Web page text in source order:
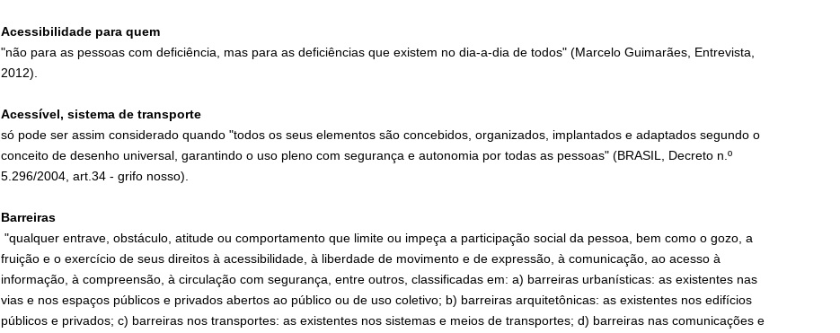
Acessibilidade para quem
"não para as pessoas com deficiência, mas para as deficiências que existem no dia-a-dia de todos" (Marcelo Guimarães, Entrevista,
2012).
Acessível, sistema de transporte
só pode ser assim considerado quando "todos os seus elementos são concebidos, organizados, implantados e adaptados segundo o
conceito de desenho universal, garantindo o uso pleno com segurança e autonomia por todas as pessoas" (BRASIL, Decreto n.º
5.296/2004, art.34 - grifo nosso).
Barreiras
"qualquer entrave, obstáculo, atitude ou comportamento que limite ou impeça a participação social da pessoa, bem como o gozo, a
fruição e o exercício de seus direitos à acessibilidade, à liberdade de movimento e de expressão, à comunicação, ao acesso à
informação, à compreensão, à circulação com segurança, entre outros, classificadas em: a) barreiras urbanísticas: as existentes nas
vias e nos espaços públicos e privados abertos ao público ou de uso coletivo; b) barreiras arquitetônicas: as existentes nos edifícios
públicos e privados; c) barreiras nos transportes: as existentes nos sistemas e meios de transportes; d) barreiras nas comunicações e